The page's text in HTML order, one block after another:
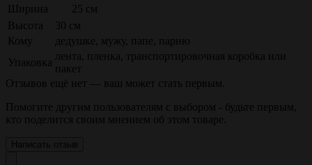
Ширина
25 см
Высота
30 см
Кому
дедушке, мужу, папе, парню
Упаковка
лента, пленка, транспортировочная коробка или
пакет
Отзывов ещё нет — ваш может стать первым.
Помогите другим пользователям с выбором - будьте первым,
кто поделится своим мнением об этом товаре.
Написать отзыв